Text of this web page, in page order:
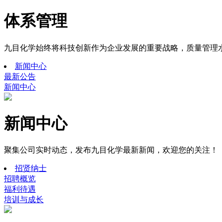
体系管理
九目化学始终将科技创新作为企业发展的重要战略，质量管理
新闻中心
最新公告
新闻中心
新闻中心
聚集公司实时动态，发布九目化学最新新闻，欢迎您的关注！
招贤纳士
招聘概览
福利待遇
培训与成长